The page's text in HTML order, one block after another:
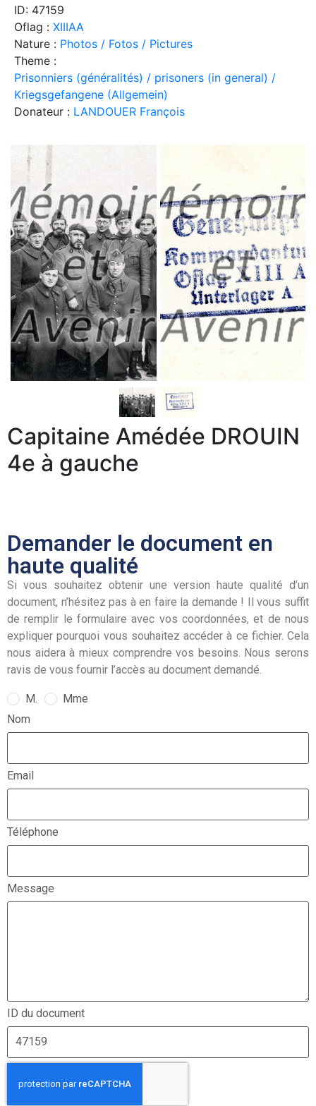
ID: 47159
Oflag : XIIIAA
Nature : Photos / Fotos / Pictures
Theme :
Prisonniers (généralités) / prisoners (in general) /
Kriegsgefangene (Allgemein)
Donateur : LANDOUER François
Capitaine Amédée DROUIN
4e à gauche
Demander le document en
haute qualité
Si vous souhaitez obtenir une version haute qualité d’un
document, n’hésitez pas à en faire la demande ! Il vous suffit
de remplir le formulaire avec vos coordonnées, et de nous
expliquer pourquoi vous souhaitez accéder à ce fichier. Cela
nous aidera à mieux comprendre vos besoins. Nous serons
ravis de vous fournir l’accès au document demandé.
M.
Mme
Nom
Email
Téléphone
Message
ID du document